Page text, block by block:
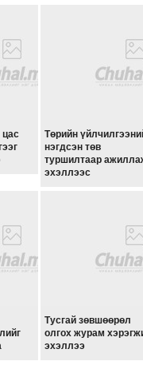
цас
Төрийн
нэгдсэн төв
туршилтаар
эхэллээc
Тусгай зөвшөөрөл
олгох журам
эхэллээ